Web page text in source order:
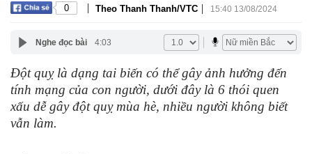
0 | Theo Thanh Thanh/VTC | 15:40 13/08/2024
Nghe đọc bài 4:03
Đột quỵ là dạng tai biến có thể gây ảnh hưởng đến
tính mạng của con người, dưới đây là 6 thói quen
xấu dễ gây đột quỵ mùa hè, nhiều người không biết
vẫn làm.